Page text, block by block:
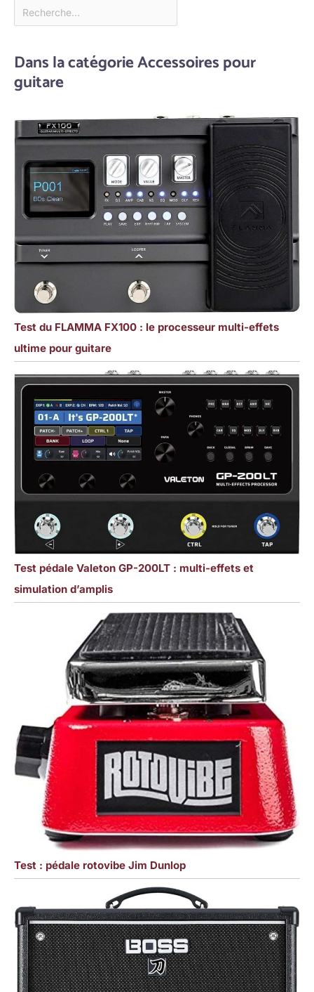
Dans la catégorie Accessoires pour
guitare
Test du FLAMMA FX100 : le processeur multi-effets
ultime pour guitare
Test pédale Valeton GP-200LT : multi-effets et
simulation d’amplis
Test : pédale rotovibe Jim Dunlop